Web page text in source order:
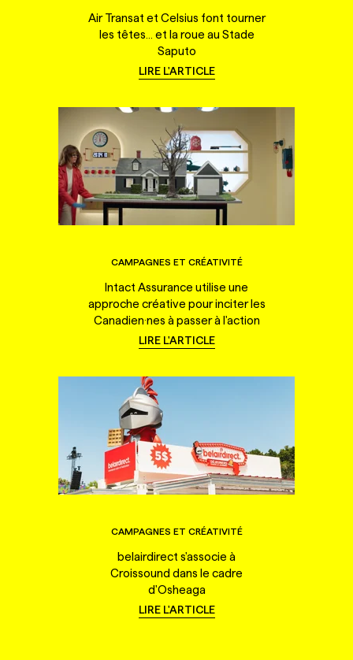
Air Transat et Celsius font tourner
les têtes... et la roue au Stade
Saputo
LIRE L'ARTICLE
CAMPAGNES ET CRÉATIVITÉ
Intact Assurance utilise une
approche créative pour inciter les
Canadien·nes à passer à l'action
LIRE L'ARTICLE
CAMPAGNES ET CRÉATIVITÉ
belairdirect s'associe à
Croissound dans le cadre
d'Osheaga
LIRE L'ARTICLE